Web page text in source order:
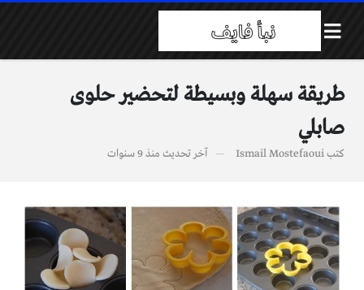
طريقة سهلة وبسيطة لتحضير حلوى
صابلي
كتبIsmail Mostefaoui آخر تحديث منذ 9 سنوات